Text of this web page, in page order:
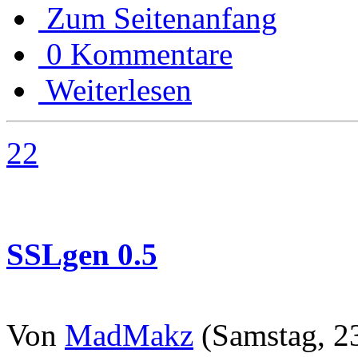
Zum Seitenanfang
0 Kommentare
Weiterlesen
22
SSLgen 0.5
Von MadMakz (Samstag,